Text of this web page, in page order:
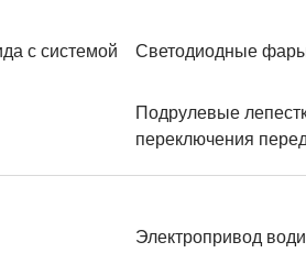
с системой
Светодиодные
Подрулевые
переключения
Электропривод